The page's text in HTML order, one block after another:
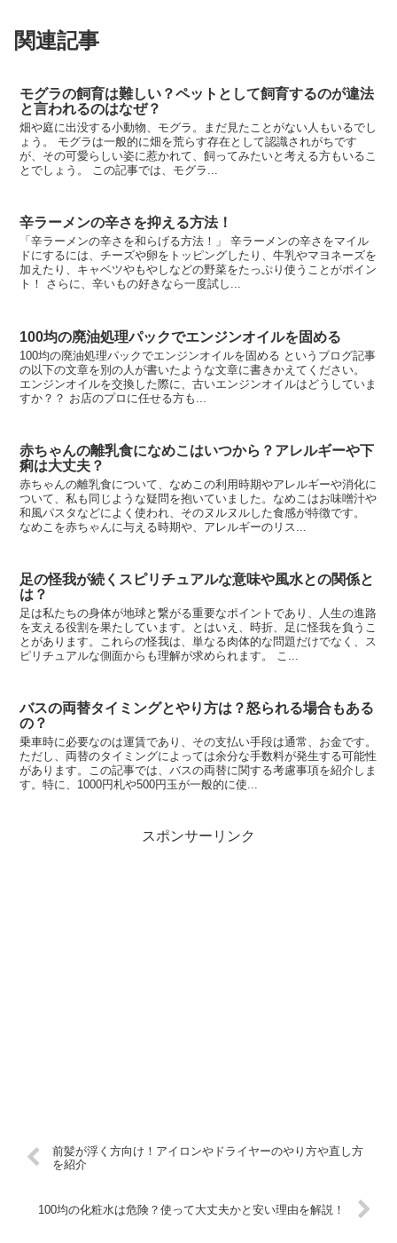
関連記事
モグラの飼育は難しい？ペットとして飼育するのが違法
と言われるのはなぜ？
畑や庭に出没する小動物、モグラ。まだ見たことがない人もいるでし
ょう。 モグラは一般的に畑を荒らす存在として認識されがちです
が、その可愛らしい姿に惹かれて、飼ってみたいと考える方もいるこ
とでしょう。 この記事では、モグラ...
辛ラーメンの辛さを抑える方法！
「辛ラーメンの辛さを和らげる方法！」 辛ラーメンの辛さをマイル
ドにするには、チーズや卵をトッピングしたり、牛乳やマヨネーズを
加えたり、キャベツやもやしなどの野菜をたっぷり使うことがポイン
ト！ さらに、辛いもの好きなら一度試し...
100均の廃油処理パックでエンジンオイルを固める
100均の廃油処理パックでエンジンオイルを固める というブログ記事
の以下の文章を別の人が書いたような文章に書きかえてください。
エンジンオイルを交換した際に、古いエンジンオイルはどうしていま
すか？？ お店のプロに任せる方も...
赤ちゃんの離乳食になめこはいつから？アレルギーや下
痢は大丈夫？
赤ちゃんの離乳食について、なめこの利用時期やアレルギーや消化に
ついて、私も同じような疑問を抱いていました。なめこはお味噌汁や
和風パスタなどによく使われ、そのヌルヌルした食感が特徴です。
なめこを赤ちゃんに与える時期や、アレルギーのリス...
足の怪我が続くスピリチュアルな意味や風水との関係と
は？
足は私たちの身体が地球と繋がる重要なポイントであり、人生の進路
を支える役割を果たしています。とはいえ、時折、足に怪我を負うこ
とがあります。これらの怪我は、単なる肉体的な問題だけでなく、ス
ピリチュアルな側面からも理解が求められます。 こ...
バスの両替タイミングとやり方は？怒られる場合もある
の？
乗車時に必要なのは運賃であり、その支払い手段は通常、お金です。
ただし、両替のタイミングによっては余分な手数料が発生する可能性
があります。この記事では、バスの両替に関する考慮事項を紹介しま
す。特に、1000円札や500円玉が一般的に使...
スポンサーリンク
前髪が浮く方向け！アイロンやドライヤーのやり方や直し方
を紹介
100均の化粧水は危険？使って大丈夫かと安い理由を解説！